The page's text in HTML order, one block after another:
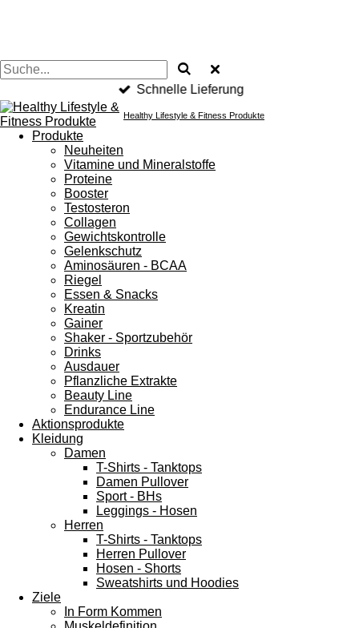
Schnelle Lieferung
Healthy Lifestyle & Fitness Produkte
Produkte
Neuheiten
Vitamine und Mineralstoffe
Proteine
Booster
Testosteron
Collagen
Gewichtskontrolle
Gelenkschutz
Aminosäuren - BCAA
Riegel
Essen & Snacks
Kreatin
Gainer
Shaker - Sportzubehör
Drinks
Ausdauer
Pflanzliche Extrakte
Beauty Line
Endurance Line
Aktionsprodukte
Kleidung
Damen
T-Shirts - Tanktops
Damen Pullover
Sport - BHs
Leggings - Hosen
Herren
T-Shirts - Tanktops
Herren Pullover
Hosen - Shorts
Sweatshirts und Hoodies
Ziele
In Form Kommen